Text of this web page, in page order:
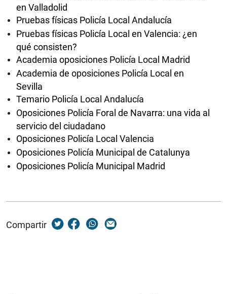
en Valladolid
Pruebas físicas Policía Local Andalucía
Pruebas físicas Policía Local en Valencia: ¿en
qué consisten?
Academia oposiciones Policía Local Madrid
Academia de oposiciones Policía Local en
Sevilla
Temario Policía Local Andalucía
Oposiciones Policía Foral de Navarra: una vida al
servicio del ciudadano
Oposiciones Policía Local Valencia
Oposiciones Policía Municipal de Catalunya
Oposiciones Policía Municipal Madrid
Compartir